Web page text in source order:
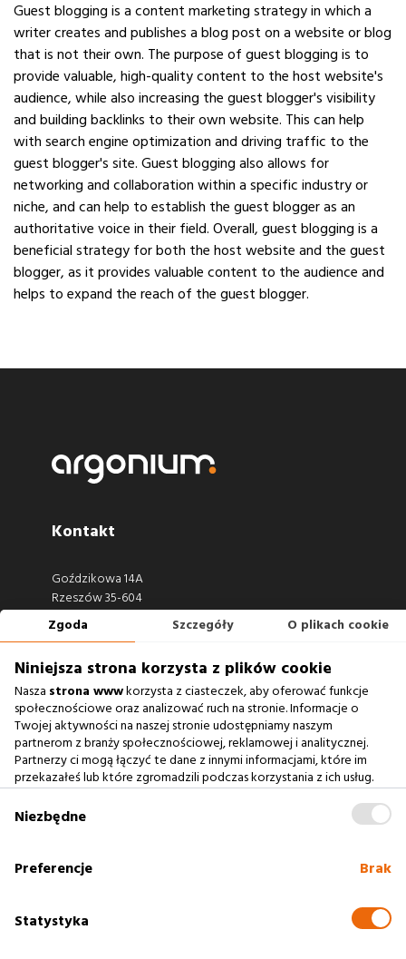
Guest blogging is a content marketing strategy in which a
writer creates and publishes a blog post on a website or blog
that is not their own. The purpose of guest blogging is to
provide valuable, high-quality content to the host website's
audience, while also increasing the guest blogger's visibility
and building backlinks to their own website. This can help
with search engine optimization and driving traffic to the
guest blogger's site. Guest blogging also allows for
networking and collaboration within a specific industry or
niche, and can help to establish the guest blogger as an
authoritative voice in their field. Overall, guest blogging is a
beneficial strategy for both the host website and the guest
blogger, as it provides valuable content to the audience and
helps to expand the reach of the guest blogger.
Kontakt
Goździkowa 14A
Rzeszów 35-604
Zobacz również
Agencja Interaktywna
Baza Wiedzy
Polityka cookies
Zgoda Szczegóły O plikach cookie
Niniejsza strona korzysta z plików cookie
Nasza strona wwwkorzysta z ciasteczek, aby oferować funkcje
społecznościowe oraz analizować ruch na stronie. Informacje o
Twojej aktywności na naszej stronie udostępniamy naszym
partnerom z branży społecznościowej, reklamowej i analitycznej.
Partnerzy ci mogą łączyć te dane z innymi informacjami, które im
przekazałeś lub które zgromadzili podczas korzystania z ich usług.
na prawidłowe działanie serwisu
Niezbędne
Preferencje Brak
Statystyka